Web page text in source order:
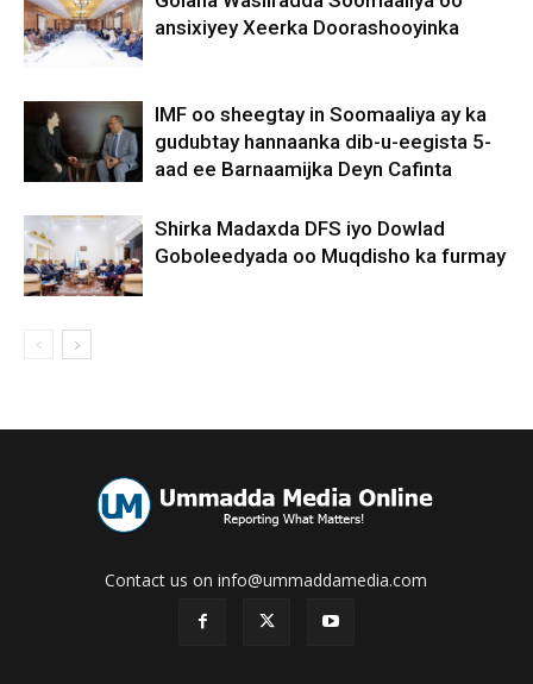
ansixiyey Xeerka Doorashooyinka
IMF oo sheegtay in Soomaaliya ay ka
gudubtay hannaanka dib-u-eegista 5-
aad ee Barnaamijka Deyn Cafinta
Shirka Madaxda DFS iyo Dowlad
Goboleedyada oo Muqdisho ka furmay
Contact us on info@ummaddamedia.com